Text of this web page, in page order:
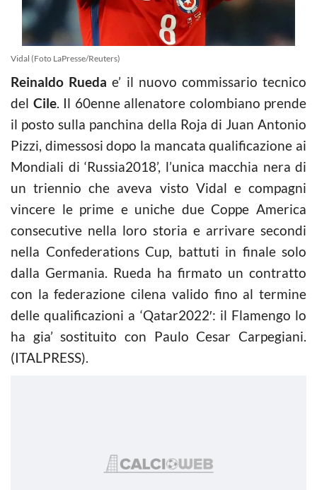
Vidal (Foto LaPresse/Reuters)
Reinaldo Rueda e’ il nuovo commissario tecnico
del Cile. Il 60enne allenatore colombiano prende
il posto sulla panchina della Roja di Juan Antonio
Pizzi, dimessosi dopo la mancata qualificazione ai
Mondiali di ‘Russia2018’, l’unica macchia nera di
un triennio che aveva visto Vidal e compagni
vincere le prime e uniche due Coppe America
consecutive nella loro storia e arrivare secondi
nella Confederations Cup, battuti in finale solo
dalla Germania. Rueda ha firmato un contratto
con la federazione cilena valido fino al termine
delle qualificazioni a ‘Qatar2022′: il Flamengo lo
ha gia’ sostituito con Paulo Cesar Carpegiani.
(ITALPRESS).